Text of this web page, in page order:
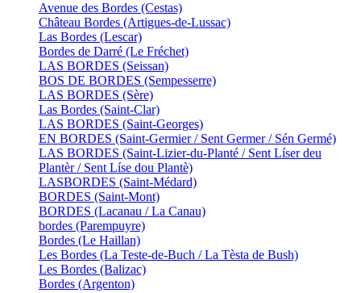
Avenue des Bordes (Cestas)
Château Bordes (Artigues-de-Lussac)
Las Bordes (Lescar)
Bordes de Darré (Le Fréchet)
LAS BORDES (Seissan)
BOS DE BORDES (Sempesserre)
LAS BORDES (Sère)
Las Bordes (Saint-Clar)
LAS BORDES (Saint-Georges)
EN BORDES (Saint-Germier / Sent Germer / Sén Germé)
LAS BORDES (Saint-Lizier-du-Planté / Sent Líser deu
Plantèr / Sent Líse dou Plantè)
LASBORDES (Saint-Médard)
BORDES (Saint-Mont)
BORDES (Lacanau / La Canau)
bordes (Parempuyre)
Bordes (Le Haillan)
Les Bordes (La Teste-de-Buch / La Tèsta de Bush)
Les Bordes (Balizac)
Bordes (Argenton)